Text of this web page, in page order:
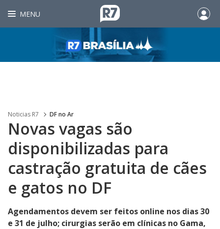
MENU
Noticias R7 DF no Ar
Novas vagas são
disponibilizadas para
castração gratuita de cães
e gatos no DF
Agendamentos devem ser feitos online nos dias 30
e 31 de julho; cirurgias serão em clínicas no Gama,